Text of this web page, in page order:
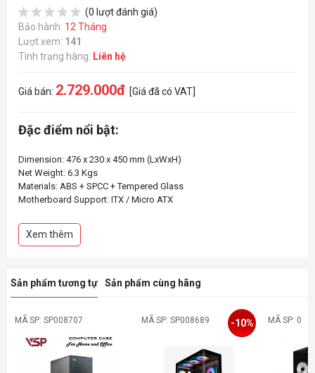
(0 lượt đánh giá)
Bảo hành: 12 Tháng
Lượt xem: 141
Tình trạng hàng: Liên hệ
Giá bán: 2.729.000đ [Giá đã có VAT]
Đặc điểm nổi bật:
Dimension: 476 x 230 x 450 mm (LxWxH)
Net Weight: 6.3 Kgs
Materials: ABS + SPCC + Tempered Glass
Motherboard Support: ITX / Micro ATX
Xem thêm
Sản phẩm tương tự Sản phẩm cùng hãng
MÃ SP: SP008707 MÃ SP: SP008689 -10% MÃ SP: 0